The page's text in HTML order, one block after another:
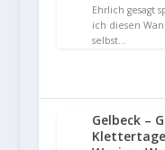
Ehrlich gesagt
ich diesen
selbst…
Gelbeck –